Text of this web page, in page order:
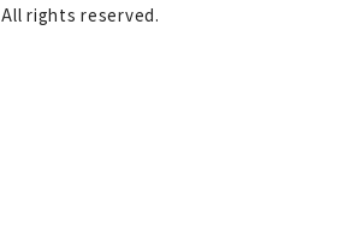
All rights reserved.